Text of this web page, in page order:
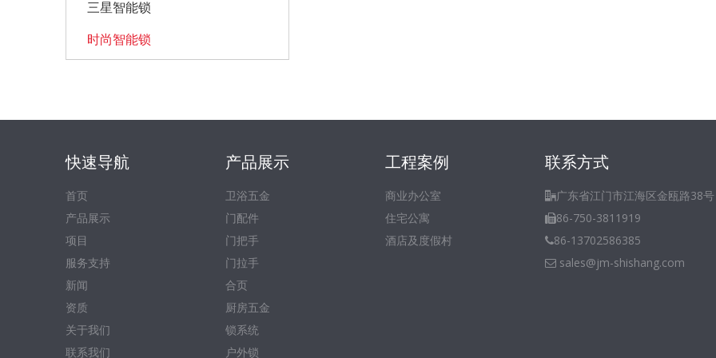
三星智能锁
时尚智能锁
快速导航
首页
产品展示
项目
服务支持
新闻
资质
关于我们
联系我们
产品展示
卫浴五金
门配件
门把手
门拉手
合页
厨房五金
锁系统
户外锁
工程案例
商业办公室
住宅公寓
酒店及度假村
联系方式
广东省江门市江海区金瓯路38号
86-750-3811919
86-13702586385
 sales@jm-shishang.com